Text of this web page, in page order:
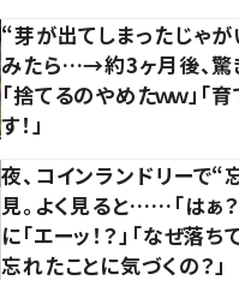
“芽が出てしまったじゃ
みたら…→約3ヶ月後、驚
「捨てるのやめたｗｗ」「
す！」
夜、コインランドリーで“
見。よく見ると……「はぁ
に「エーッ！？」「なぜ落ち
忘れたことに気づくの？」